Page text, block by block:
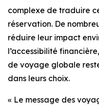
complexe de traduire
réservation. De
réduire leur impact
l’accessibilité
de voyage globale
dans leurs choix.
« Le message des